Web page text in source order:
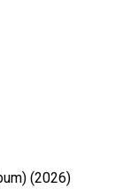
(2026)